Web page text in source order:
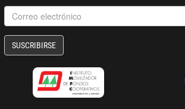
SUSCRIBIRSE